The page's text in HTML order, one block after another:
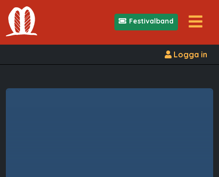
Festivalband
Logga in